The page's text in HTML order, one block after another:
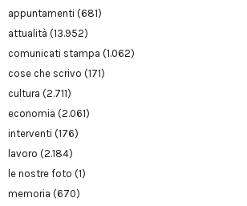
appuntamenti (681)
attualità (13.952)
comunicati stampa (1.062)
cose che scrivo (171)
cultura (2.711)
economia (2.061)
interventi (176)
lavoro (2.184)
le nostre foto (1)
memoria (670)